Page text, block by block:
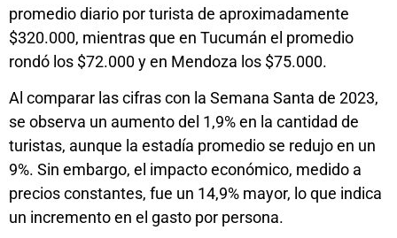
promedio diario por turista de aproximadamente
$320.000, mientras que en Tucumán el promedio
rondó los $72.000 y en Mendoza los $75.000.
Al comparar las cifras con la Semana Santa de 2023,
se observa un aumento del 1,9% en la cantidad de
turistas, aunque la estadía promedio se redujo en un
9%. Sin embargo, el impacto económico, medido a
precios constantes, fue un 14,9% mayor, lo que indica
un incremento en el gasto por persona.